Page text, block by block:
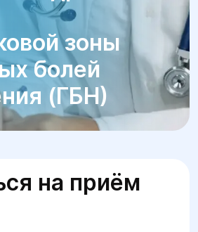
зоны
болей
(ГБН)
на приём